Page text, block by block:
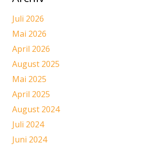
Juli 2026
Mai 2026
April 2026
August 2025
Mai 2025
April 2025
August 2024
Juli 2024
Juni 2024